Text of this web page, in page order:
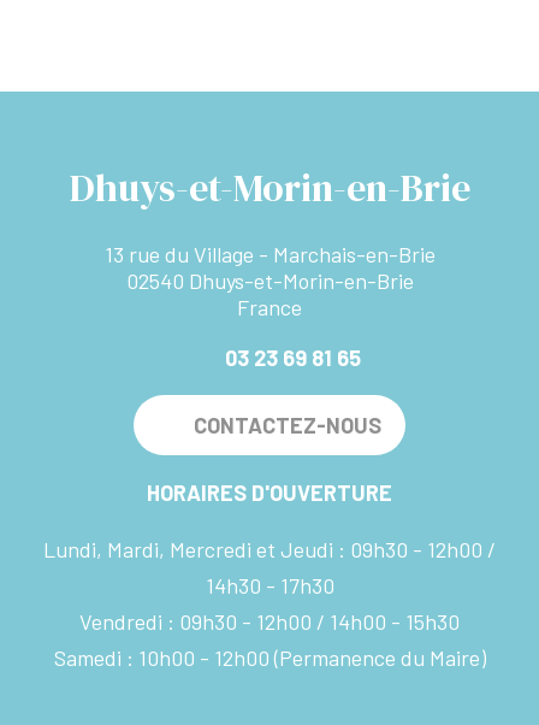
Dhuys-et-Morin-en-Brie
13 rue du Village - Marchais-en-Brie
02540 Dhuys-et-Morin-en-Brie
France
03 23 69 81 65
CONTACTEZ-NOUS
HORAIRES D'OUVERTURE
Lundi, Mardi, Mercredi et Jeudi : 09h30 - 12h00
14h30 - 17h30
Vendredi : 09h30 - 12h00
14h00 - 15h30
Samedi : 10h00 - 12h00 (Permanence du Maire)